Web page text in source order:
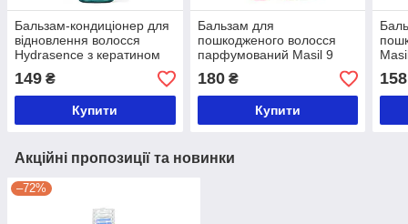
Бальзам-кондиціонер для
відновлення волосся
Hydrasence з кератином
180 мл
149 ₴
Купити
Бальзам для
пошкодженого волосся
парфумований Masil 9
Protein Perfume Silk Balm
Sweet Love, 20 мл
180₴
Купити
Silk
20
158
Акційні пропозиції та новинки
–72%